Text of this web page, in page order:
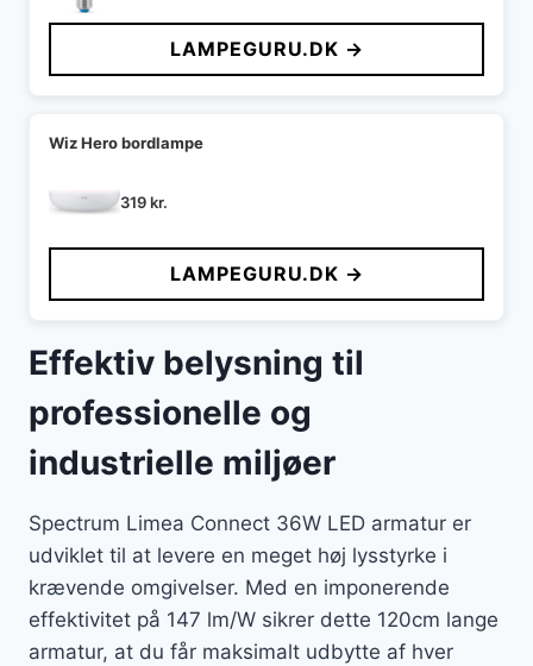
LAMPEGURU.DK →
Wiz Hero bordlampe
319kr.
LAMPEGURU.DK →
Effektiv belysning til
professionelle og
industrielle miljøer
Spectrum Limea Connect 36W LED armatur er
udviklet til at levere en meget høj lysstyrke i
krævende omgivelser. Med en imponerende
effektivitet på 147 lm/W sikrer dette 120cm lange
armatur, at du får maksimalt udbytte af hver